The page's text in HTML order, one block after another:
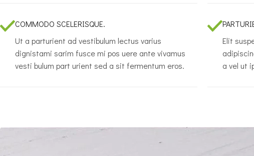
COMMODO SCELERISQUE.
Ut a parturient ad vestibulum lectus varius
dignistami sarim fusce mi pos uere ante vivamus
vesti bulum part urient sed a sit fermentum eros.
Elit
a vel ut